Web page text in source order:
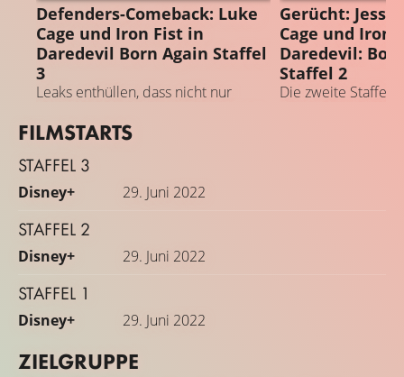
Defenders-Comeback: Luke
Cage und Iron Fist in
Daredevil Born Again Staffel
3
Leaks enthüllen, dass nicht nur
sehen sein wird
Gerücht:
Cage und Iron
Daredevil:
Staffel 2
Die zweite Staffel
FILMSTARTS
STAFFEL 3
Disney+ 29. Juni 2022
STAFFEL 2
Disney+ 29. Juni 2022
STAFFEL 1
Disney+ 29. Juni 2022
ZIELGRUPPE